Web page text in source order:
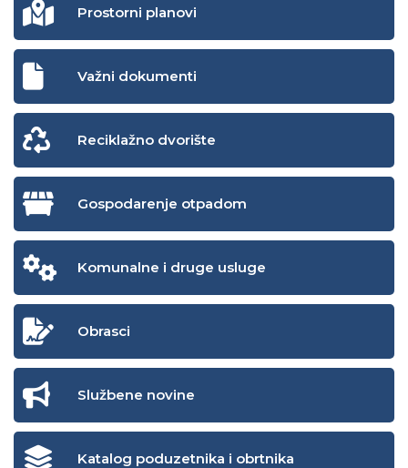
Prostorni planovi
Važni dokumenti
Reciklažno dvorište
Gospodarenje otpadom
Komunalne i druge usluge
Obrasci
Službene novine
Katalog poduzetnika i obrtnika